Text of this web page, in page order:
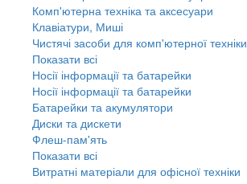
Комп'ютерна техніка та аксесуари
Клавіатури, Миші
Чистячі засоби для комп'ютерної техніки
Показати всі
Носії інформації та батарейки
Носії інформації та батарейки
Батарейки та акумулятори
Диски та дискети
Флеш-пам'ять
Показати всі
Витратні матеріали для офісної техніки